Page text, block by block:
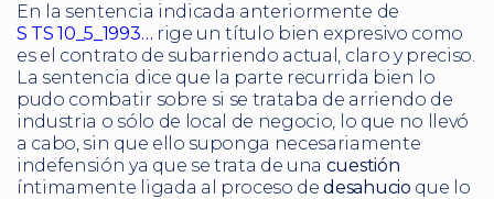
En la sentencia indicada anteriormente de
S TS 10_5_1993… rige un título bien expresivo como
es el contrato de subarriendo actual, claro y preciso.
La sentencia dice que la parte recurrida bien lo
pudo combatir sobre si se trataba de arriendo de
industria o sólo de local de negocio, lo que no llevó
a cabo, sin que ello suponga necesariamente
indefensión ya que se trata de una cuestión
íntimamente ligada al proceso dedesahucio que lo